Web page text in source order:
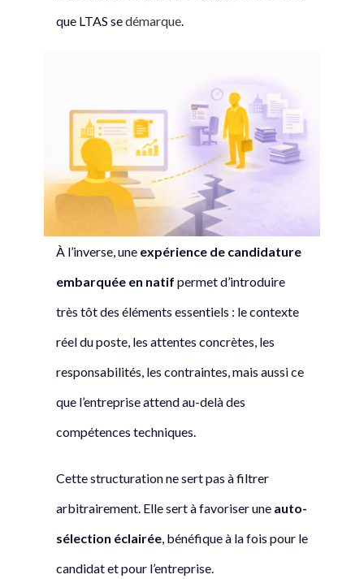
que LTAS sedémarque.
À l’inverse, une expérience de candidature
embarquée en natif permet d’introduire
très tôt des éléments essentiels : le contexte
réel du poste, les attentes concrètes, les
responsabilités, les contraintes, mais aussi ce
que l’entreprise attend au-delà des
compétences techniques.
Cette structuration ne sert pas à filtrer
arbitrairement. Elle sert à favoriser une auto-
sélection éclairée, bénéfique à la fois pour le
candidat et pour l’entreprise.